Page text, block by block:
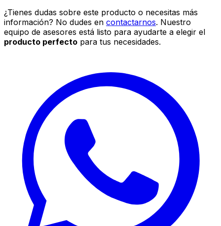
¿Tienes dudas sobre este producto o necesitas más
información? No dudes en contactarnos. Nuestro
equipo de asesores está listo para ayudarte a elegir el
producto perfecto para tus necesidades.